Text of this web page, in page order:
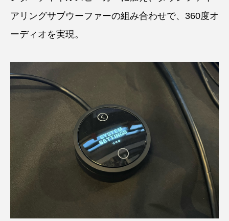
アリングサブウーファーの組み合わせで、360度オ
ーディオを実現。